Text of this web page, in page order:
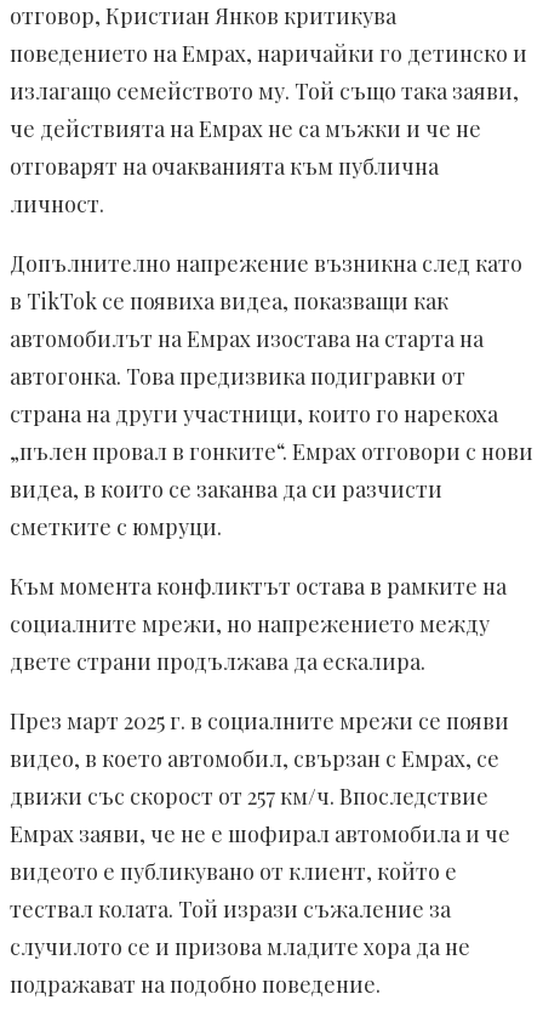
отговор, Кристиан Янков критикува
поведението на Емрах, наричайки го детинско и
излагащо семейството му. Той също така заяви,
че действията на Емрах не са мъжки и че не
отговарят на очакванията към публична
личност.
Допълнително напрежение възникна след като
в TikTok се появиха видеа, показващи как
автомобилът на Емрах изостава на старта на
автогонка. Това предизвика подигравки от
страна на други участници, които го нарекоха
„пълен провал в гонките“. Емрах отговори с нови
видеа, в които се заканва да си разчисти
сметките с юмруци.
Към момента конфликтът остава в рамките на
социалните мрежи, но напрежението между
двете страни продължава да ескалира.
През март 2025 г. в социалните мрежи се появи
видео, в което автомобил, свързан с Емрах, се
движи със скорост от 257 км/ч. Впоследствие
Емрах заяви, че не е шофирал автомобила и че
видеото е публикувано от клиент, който е
тествал колата. Той изрази съжаление за
случилото се и призова младите хора да не
подражават на подобно поведение.